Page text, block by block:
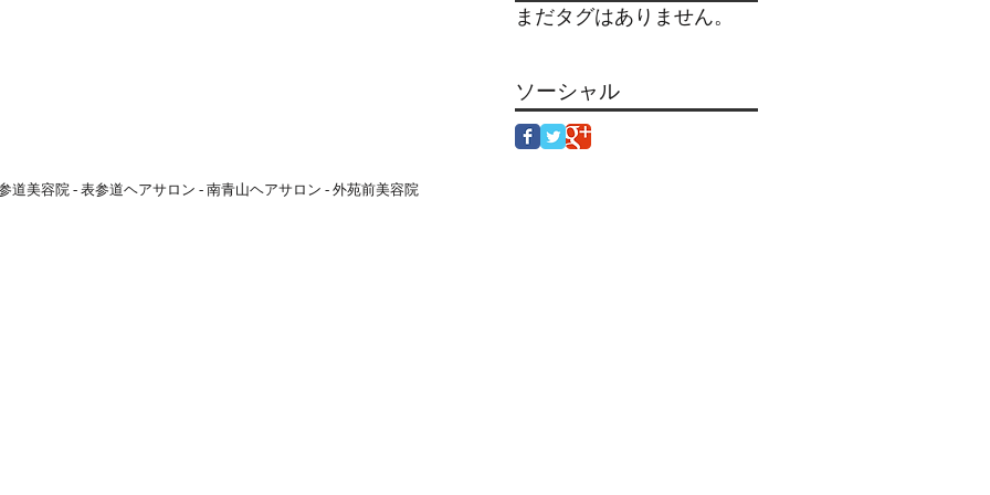
まだタグはありません。
ソーシャル
道美容院 - 表参道ヘアサロン - 南青山ヘアサロン - 外苑前美容院